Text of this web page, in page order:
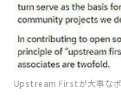
Upstream Firstが大事なポ